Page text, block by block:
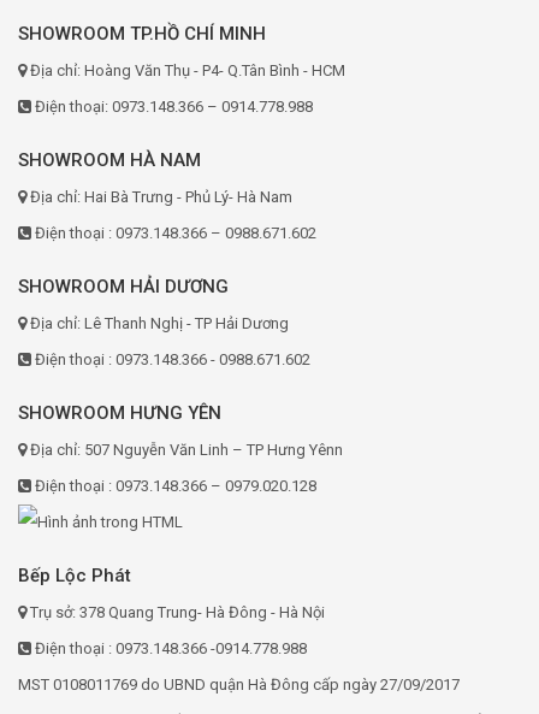
SHOWROOM TP.HỒ CHÍ MINH
Địa chỉ: Hoàng Văn Thụ - P4- Q.Tân Bình - HCM
Điện thoại: 0973.148.366 – 0914.778.988
SHOWROOM HÀ NAM
Địa chỉ: Hai Bà Trưng - Phủ Lý- Hà Nam
Điện thoại : 0973.148.366 – 0988.671.602
SHOWROOM HẢI DƯƠNG
Địa chỉ: Lê Thanh Nghị - TP Hải Dương
Điện thoại : 0973.148.366 - 0988.671.602
SHOWROOM HƯNG YÊN
Địa chỉ: 507 Nguyễn Văn Linh – TP Hưng Yênn
Điện thoại : 0973.148.366 – 0979.020.128
Bếp Lộc Phát
Trụ sở: 378 Quang Trung- Hà Đông - Hà Nội
Điện thoại : 0973.148.366 -0914.778.988
MST 0108011769 do UBND quận Hà Đông cấp ngày 27/09/2017